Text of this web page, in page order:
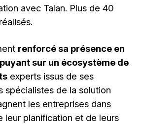
avec Talan. Plus de 40
renforcé sa présence en
sur un écosystème de
experts issus de ses
spécialistes de la solution
les entreprises dans
leur planification et de leurs